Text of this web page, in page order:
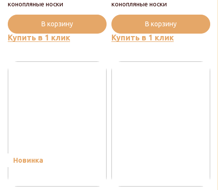
конопляные носки
Купить в 1 клик
В корзину
конопляные носки
Купить в 1 клик
В корзину
Новинка